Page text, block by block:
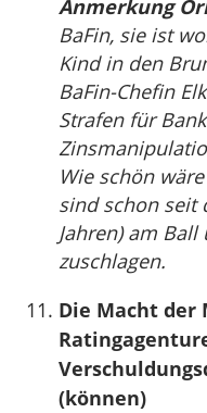
Anmerkung
BaFin, sie ist
Kind in den
BaFin-Chefin
Strafen für
Wie schön
sind schon seit
Jahren) am
zuschlagen.
Die Macht der
(können)